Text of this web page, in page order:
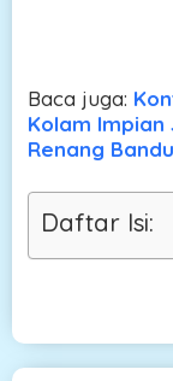
Baca juga:
Kolam Impian
Renang
Daftar Isi: